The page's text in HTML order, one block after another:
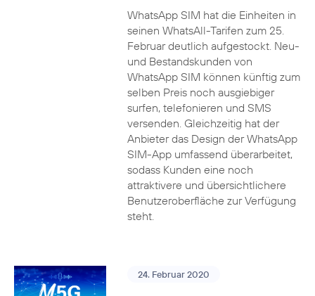
WhatsApp SIM hat die Einheiten in
seinen WhatsAll-Tarifen zum 25.
Februar deutlich aufgestockt. Neu-
und Bestandskunden von
WhatsApp SIM können künftig zum
selben Preis noch ausgiebiger
surfen, telefonieren und SMS
versenden. Gleichzeitig hat der
Anbieter das Design der WhatsApp
SIM-App umfassend überarbeitet,
sodass Kunden eine noch
attraktivere und übersichtlichere
Benutzeroberfläche zur Verfügung
steht.
24. Februar 2020